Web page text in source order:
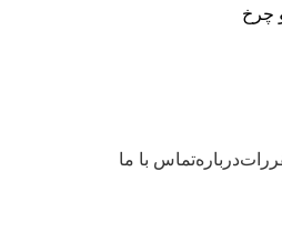
چرخ
دربارهتماس با ما